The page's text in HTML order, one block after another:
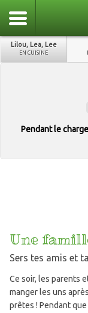
Lilou, Lea, Lee
EN CUISINE
Pendant le
Une
Sers tes amis et
Ce soir, les parents
manger les uns
prêtes ! Pendant